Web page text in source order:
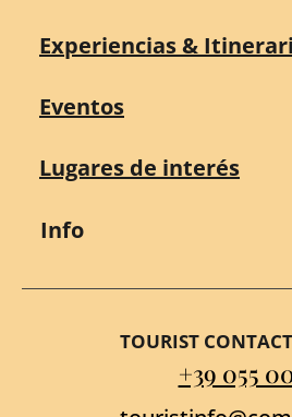
Experiencias &
Eventos
Lugares de interés
Info
TOURIST
+39 055